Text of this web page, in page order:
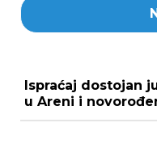
Ispraćaj dostojan
u Areni i